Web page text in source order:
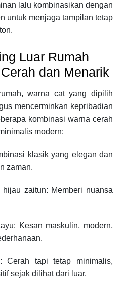
lalu kombinasikan dengan
untuk menjaga tampilan tetap
Luar Rumah
dan Menarik
warna cat yang dipilih
mencerminkan kepribadian
kombinasi warna cerah
modern:
klasik yang elegan dan
zaman.
zaitun: Memberi nuansa
Kesan maskulin, modern,
Cerah tapi tetap minimalis,
sejak dilihat dari luar.